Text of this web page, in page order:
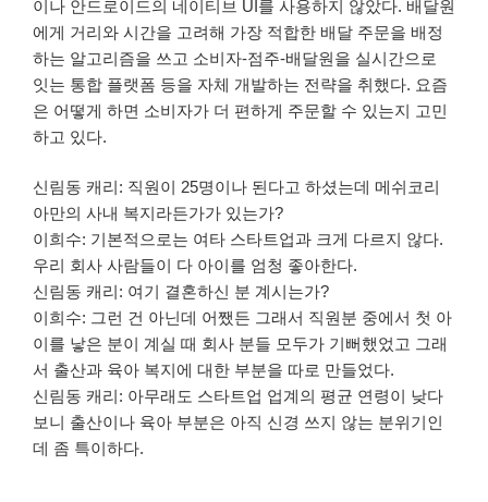
이나 안드로이드의 네이티브 UI를 사용하지 않았다. 배달원
에게 거리와 시간을 고려해 가장 적합한 배달 주문을 배정
하는 알고리즘을 쓰고 소비자-점주-배달원을 실시간으로
잇는 통합 플랫폼 등을 자체 개발하는 전략을 취했다. 요즘
은 어떻게 하면 소비자가 더 편하게 주문할 수 있는지 고민
하고 있다.
신림동 캐리: 직원이 25명이나 된다고 하셨는데 메쉬코리
아만의 사내 복지라든가가 있는가?
이희수: 기본적으로는 여타 스타트업과 크게 다르지 않다.
우리 회사 사람들이 다 아이를 엄청 좋아한다.
신림동 캐리: 여기 결혼하신 분 계시는가?
이희수: 그런 건 아닌데 어쨌든 그래서 직원분 중에서 첫 아
이를 낳은 분이 계실 때 회사 분들 모두가 기뻐했었고 그래
서 출산과 육아 복지에 대한 부분을 따로 만들었다.
신림동 캐리: 아무래도 스타트업 업계의 평균 연령이 낮다
보니 출산이나 육아 부분은 아직 신경 쓰지 않는 분위기인
데 좀 특이하다.